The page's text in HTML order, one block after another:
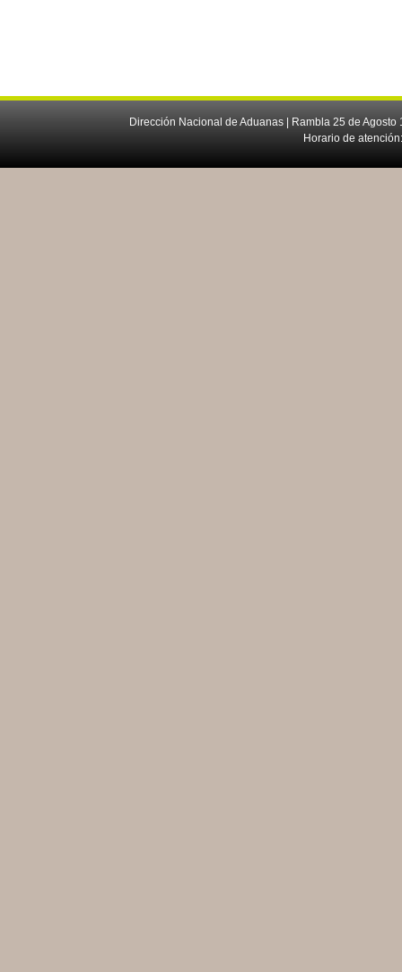
Dirección Nacional de Aduanas | Rambla 25 de
Horario de